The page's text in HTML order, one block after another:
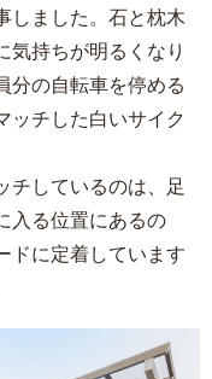
しました。石と枕木
気持ちが明るくなり
分の自転車を停める
ッチした白いサイク
チしているのは、足
入る位置にあるの
ドに定着しています